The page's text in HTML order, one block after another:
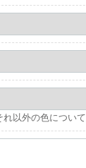
れ以外の色につい